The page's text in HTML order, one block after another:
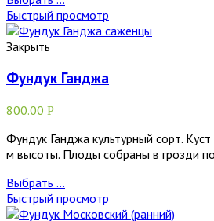
Быстрый просмотр
Закрыть
Фундук Ганджа
800.00 Р
Фундук Ганджа культурный сорт.
м высоты. Плоды собраны в грозди
Выбрать ...
Быстрый просмотр